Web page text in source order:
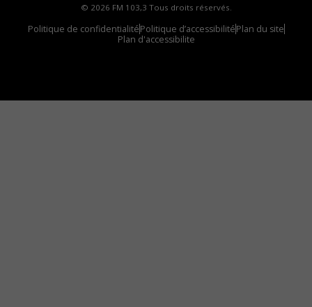
© 2026 FM 103,3 Tous droits réservés.
Politique de confidentialitéPolitique d’accessibilitéPlan du site
Plan d'accessibilite